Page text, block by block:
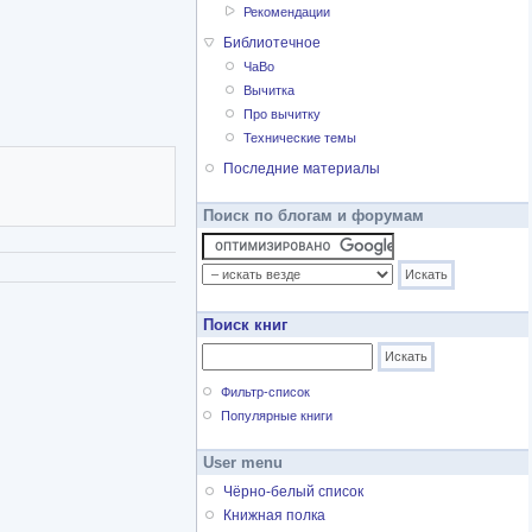
искусства»
Рекомендации
Библиотечное
ЧаВо
Вычитка
Про вычитку
Технические темы
Последние материалы
Поиск по блогам и форумам
Поиск книг
Фильтр-список
Популярные книги
User menu
Чёрно-белый список
Книжная полка